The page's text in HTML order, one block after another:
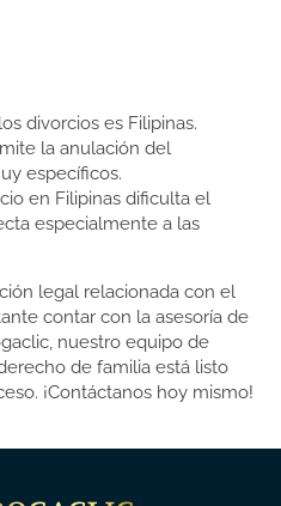
divorcios es Filipinas.
la anulación del
específicos.
en Filipinas dificulta el
especialmente a las
legal relacionada con el
contar con la asesoría de
nuestro equipo de
de familia está listo
¡Contáctanos hoy mismo!